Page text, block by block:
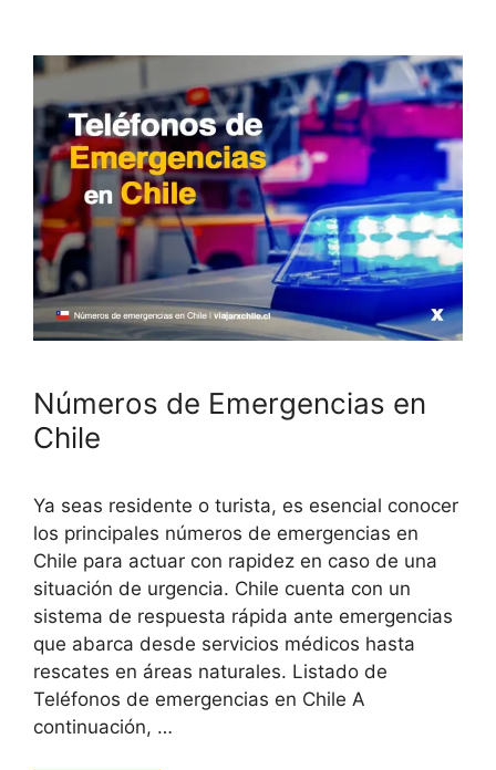
Números de Emergencias en
Chile
Ya seas residente o turista, es esencial conocer
los principales números de emergencias en
Chile para actuar con rapidez en caso de una
situación de urgencia. Chile cuenta con un
sistema de respuesta rápida ante emergencias
que abarca desde servicios médicos hasta
rescates en áreas naturales. Listado de
Teléfonos de emergencias en Chile A
continuación, …